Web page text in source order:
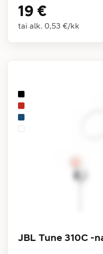
19 €
tai alk. 0,53 €/kk
JBL Tune 310C -